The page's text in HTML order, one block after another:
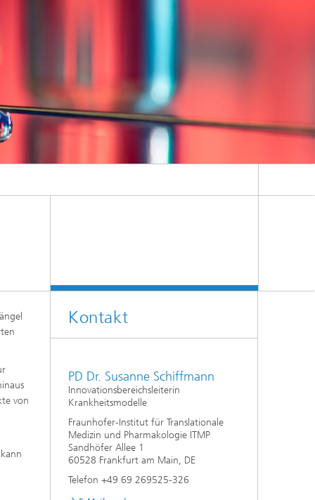
von
Kontakt
PD Dr. Susanne Schiffmann
Innovationsbereichsleiterin
Krankheitsmodelle
Fraunhofer-Institut für Translationale
Medizin und Pharmakologie ITMP
Sandhöfer Allee 1
60528 Frankfurt am Main, DE
Telefon +49 69 269525-326